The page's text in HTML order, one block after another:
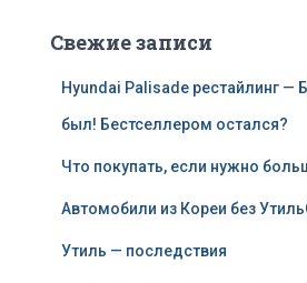
Свежие записи
Hyundai Palisade рестайлинг —
был! Бестселлером остался?
Что покупать, если нужно
Автомобили из Кореи без
Утиль — последствия